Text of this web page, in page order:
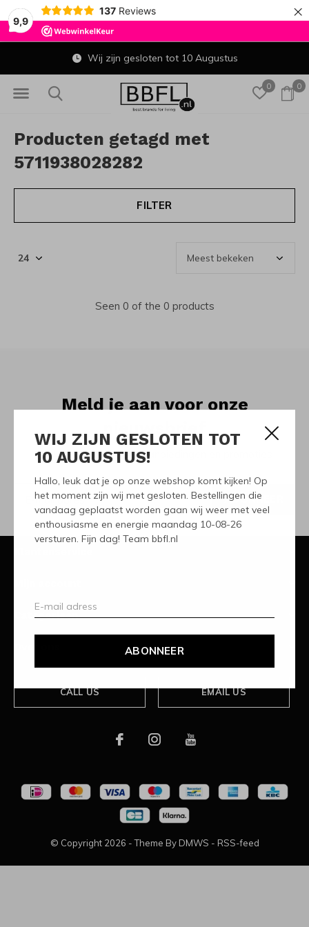
9,9
137 Reviews ×
WIJ ZIJN GESLOTEN TOT
10 AUGUSTUS!
Hallo, leuk dat je op onze webshop komt kijken! Op
het moment zijn wij met gesloten. Bestellingen die
vandaag geplaatst worden gaan wij weer met veel
enthousiasme en energie maandag 10-08-26
versturen. Fijn dag! Team bbfl.nl
ABONNEER
0 0
Wij zijn gesloten tot 10 Augustus
Producten getagd met
5711938028282
FILTER
Seen 0 of the 0 products
Meld je aan voor onze
Ontvang de nieuwste aanbiedingen en promoties
ABONNEER
Categorieën
CALL US EMAIL US
© Copyright 2026 - Theme By DMWS - RSS-feed